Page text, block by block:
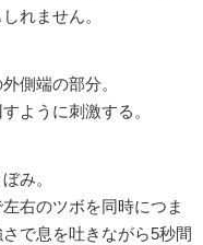
れません。
側端の部分。
ように刺激する。
み。
右のツボを同時につま
で息を吐きながら5秒間